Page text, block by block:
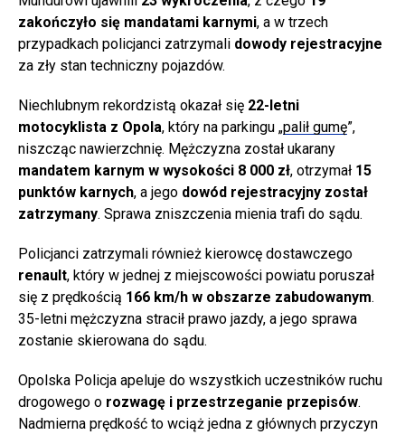
zakończyło się mandatami karnymi, a w trzech
przypadkach policjanci zatrzymali dowody rejestracyjne
za zły stan techniczny pojazdów.
Niechlubnym rekordzistą okazał się 22-letni
motocyklista z Opola, który na parkingu „palił gumę”,
niszcząc nawierzchnię. Mężczyzna został ukarany
mandatem karnym w wysokości 8 000 zł, otrzymał 15
punktów karnych, a jego dowód rejestracyjny został
zatrzymany. Sprawa zniszczenia mienia trafi do sądu.
Policjanci zatrzymali również kierowcę dostawczego
renault, który w jednej z miejscowości powiatu poruszał
się z prędkością 166 km/h w obszarze zabudowanym.
35-letni mężczyzna stracił prawo jazdy, a jego sprawa
zostanie skierowana do sądu.
Opolska Policja apeluje do wszystkich uczestników ruchu
drogowego o rozwagę i przestrzeganie przepisów.
Nadmierna prędkość to wciąż jedna z głównych przyczyn